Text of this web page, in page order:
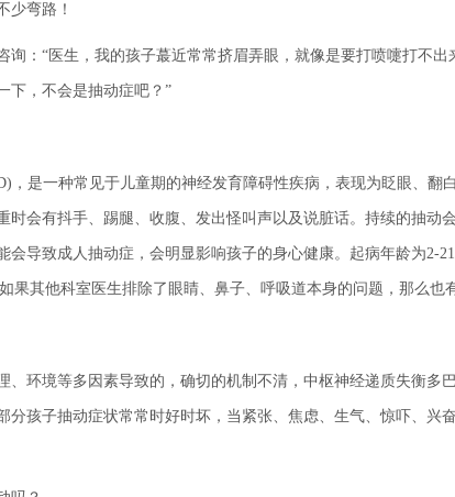
少弯路！
：“医生，我的孩子蕞近常常挤眉弄眼，就像是要打喷嚏打不出
下，不会是抽动症吧？”
是一种常见于儿童期的神经发育障碍性疾病，表现为眨眼、翻
时会有抖手、踢腿、收腹、发出怪叫声以及说脏话。持续的抽动
会导致成人抽动症，会明显影响孩子的身心健康。起病年龄为2-21
果其他科室医生排除了眼睛、鼻子、呼吸道本身的问题，那么也
环境等多因素导致的，确切的机制不清，中枢神经递质失衡多
分孩子抽动症状常常时好时坏，当紧张、焦虑、生气、惊吓、兴